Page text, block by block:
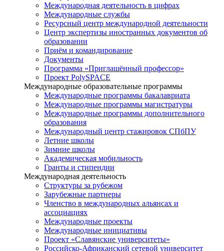
Международная деятельность в цифрах
Международные службы
Ресурсный центр международной деятельности
Центр экспертизы иностранных документов об
образовании
Приём и командирование
Документы
Программа «Приглашённый профессор»
Проект PolySPACE
Международные образовательные программы
Международные программы бакалавриата
Международные программы магистратуры
Международные программы дополнительного
образования
Международный центр стажировок СПбПУ
Летние школы
Зимние школы
Академическая мобильность
Гранты и стипендии
Международная деятельность
Структуры за рубежом
Зарубежные партнеры
Членство в международных альянсах и
ассоциациях
Международные проекты
Международные инициативы
Проект «Славянские университеты»
Российско-Африканский сетевой университет